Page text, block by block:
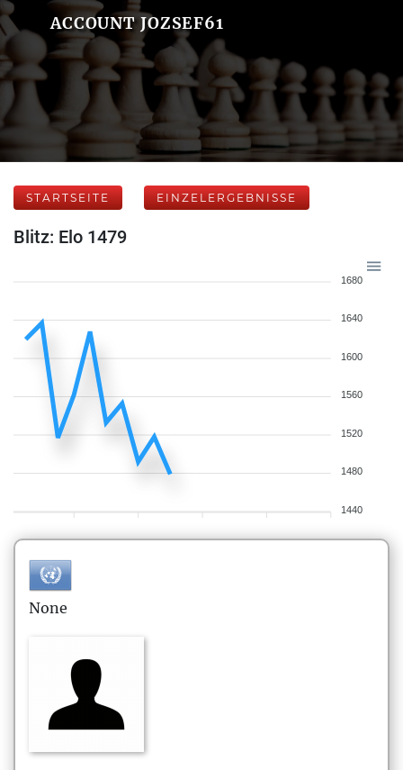
ACCOUNT JOZSEF61
STARTSEITE EINZELERGEBNISSE
Blitz: Elo 1479
1680
1640
1600
1560
1520
1480
1440
None